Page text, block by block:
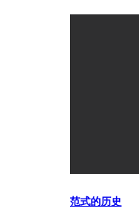
范式的历史